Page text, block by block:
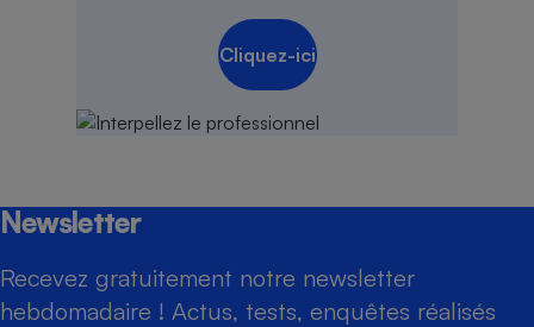
Cliquez-ici
Newsletter
Recevez gratuitement notre newsletter
hebdomadaire ! Actus, tests, enquêtes réalisés